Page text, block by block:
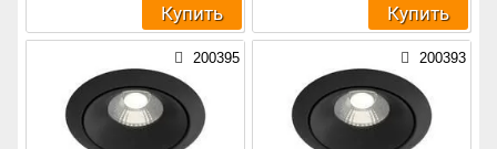
Купить Купить
200395 200393